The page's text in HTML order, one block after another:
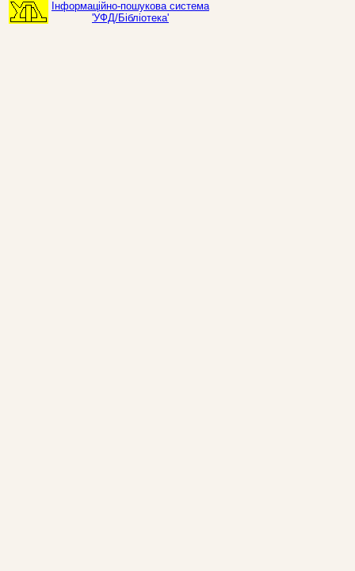
Інформаційно-пошукова система
'УФД/Бібліотека'